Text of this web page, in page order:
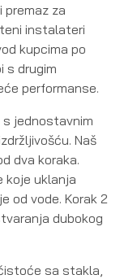
za
instalateri
kupcima po
s drugim
performanse.
jednostavnim
Naš
dva koraka.
koje uklanja
od vode. Korak 2
dubokog
sa stakla,